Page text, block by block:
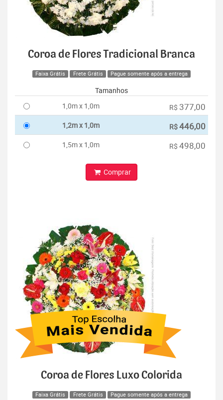
Coroa de Flores Tradicional Branca
Faixa Grátis Frete Grátis Pague somente após a entrega
Tamanhos
1,0m x 1,0m
R$ 377,00
1,2m x 1,0m R$446,00
1,5m x 1,0m R$ 498,00
Comprar
Coroa de Flores Luxo Colorida
Faixa Grátis Frete Grátis Pague somente após a entrega